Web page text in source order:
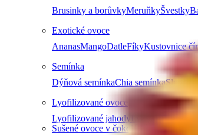
Brusinky a borůvkyMeruňkyŠvestky
Exotické ovoce
AnanasMangoDatleFíkyKustovnice
Semínka
Dýňová semínkaChia semínka
Lyofilizované ovoce
Lyofilizované jahodyLyofilizované
Sušené ovoce v čokoládě